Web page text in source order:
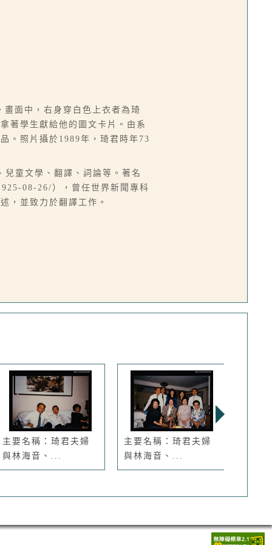
面中，右身穿白色上衣者為琦
著學生獻給他的圖文卡片。由系
。照片攝於1989年，琦君時年73
童文學、翻譯、詞論等。著名
08-26/），曾任世界新聞專科
，並致力於翻譯工作。
主要名稱：琦君夫婦
與林海音、...
主要名稱：琦君夫婦
與林海音、...